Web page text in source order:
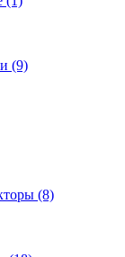
(9)
(8)